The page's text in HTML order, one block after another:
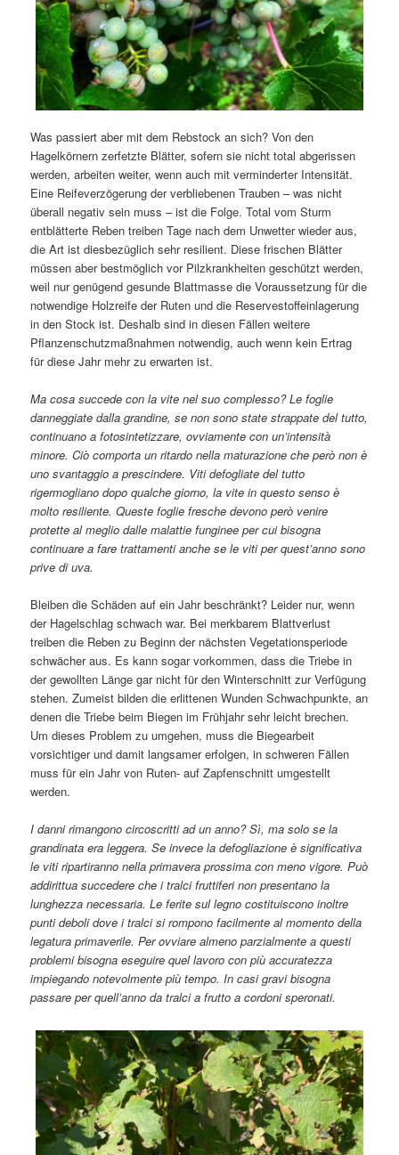
Was passiert aber mit dem Rebstock an sich? Von den
Hagelkörnern zerfetzte Blätter, sofern sie nicht total abgerissen
werden, arbeiten weiter, wenn auch mit verminderter Intensität.
Eine Reifeverzögerung der verbliebenen Trauben – was nicht
überall negativ sein muss – ist die Folge. Total vom Sturm
entblätterte Reben treiben Tage nach dem Unwetter wieder aus,
die Art ist diesbezüglich sehr resilient. Diese frischen Blätter
müssen aber bestmöglich vor Pilzkrankheiten geschützt werden,
weil nur genügend gesunde Blattmasse die Voraussetzung für die
notwendige Holzreife der Ruten und die Reservestoffeinlagerung
in den Stock ist. Deshalb sind in diesen Fällen weitere
Pflanzenschutzmaßnahmen notwendig, auch wenn kein Ertrag
für diese Jahr mehr zu erwarten ist.
Ma cosa succede con la vite nel suo complesso? Le foglie
danneggiate dalla grandine, se non sono state strappate del tutto,
continuano a fotosintetizzare, ovviamente con un’intensità
minore. Ciò comporta un ritardo nella maturazione che però non è
uno svantaggio a prescindere. Viti defogliate del tutto
rigermogliano dopo qualche giorno, la vite in questo senso è
molto resiliente. Queste foglie fresche devono però venire
protette al meglio dalle malattie funginee per cui bisogna
continuare a fare trattamenti anche se le viti per quest’anno sono
prive di uva.
Bleiben die Schäden auf ein Jahr beschränkt? Leider nur, wenn
der Hagelschlag schwach war. Bei merkbarem Blattverlust
treiben die Reben zu Beginn der nächsten Vegetationsperiode
schwächer aus. Es kann sogar vorkommen, dass die Triebe in
der gewollten Länge gar nicht für den Winterschnitt zur Verfügung
stehen. Zumeist bilden die erlittenen Wunden Schwachpunkte, an
denen die Triebe beim Biegen im Frühjahr sehr leicht brechen.
Um dieses Problem zu umgehen, muss die Biegearbeit
vorsichtiger und damit langsamer erfolgen, in schweren Fällen
muss für ein Jahr von Ruten- auf Zapfenschnitt umgestellt
werden.
I danni rimangono circoscritti ad un anno? Sì, ma solo se la
grandinata era leggera. Se invece la defogliazione è significativa
le viti ripartiranno nella primavera prossima con meno vigore. Può
addirittua succedere che i tralci fruttiferi non presentano la
lunghezza necessaria. Le ferite sul legno costituiscono inoltre
punti deboli dove i tralci si rompono facilmente al momento della
legatura primaverile. Per ovviare almeno parzialmente a questi
problemi bisogna eseguire quel lavoro con più accuratezza
impiegando notevolmente più tempo. In casi gravi bisogna
passare per quell’anno da tralci a frutto a cordoni speronati.